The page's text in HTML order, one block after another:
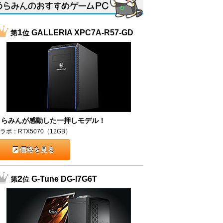
第1位GALLERIA XPC7A-R57-GD
みんが感動した一押しモデル！
ボ：RTX5070（12GB）
価格を見る
第2位G-Tune DG-I7G6T